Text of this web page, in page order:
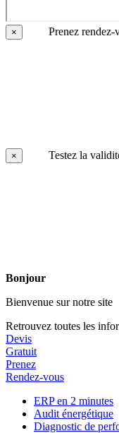
× Prenez rendez-
× Testez la
Bonjour
Bienvenue sur notre site
Retrouvez toutes les
Devis
Gratuit
Prenez
Rendez-vous
ERP en 2 minutes
Audit énergétique
Diagnostic de